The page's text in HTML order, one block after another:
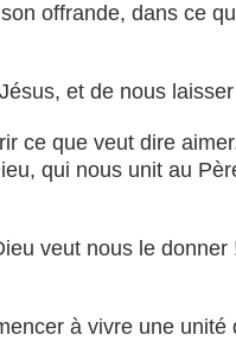
offrande, dans ce
et de nous
ce que veut dire
qui nous unit au
veut nous le
à vivre une